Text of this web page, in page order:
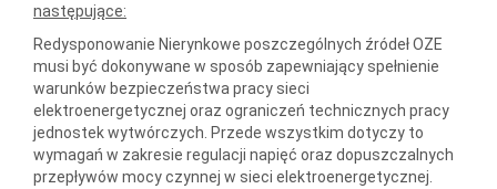
następujące:
Redysponowanie Nierynkowe poszczególnych źródeł OZE
musi być dokonywane w sposób zapewniający spełnienie
warunków bezpieczeństwa pracy sieci
elektroenergetycznej oraz ograniczeń technicznych pracy
jednostek wytwórczych. Przede wszystkim dotyczy to
wymagań w zakresie regulacji napięć oraz dopuszczalnych
przepływów mocy czynnej w sieci elektroenergetycznej.